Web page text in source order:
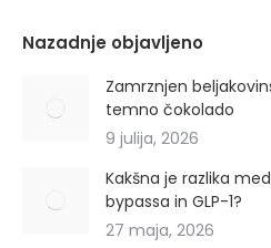
Nazadnje objavljeno
Zamrznjen
temno čokolado
9 julija, 2026
Kakšna je razlika
bypassa in GLP-1?
27 maja, 2026